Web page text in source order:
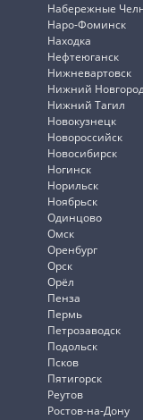
Набережные
Наро-Фоминск
Находка
Нефтеюганск
Нижневартовск
Нижний
Нижний Тагил
Новокузнецк
Новороссийск
Новосибирск
Ногинск
Норильск
Ноябрьск
Одинцово
Омск
Оренбург
Орск
Орёл
Пенза
Пермь
Петрозаводск
Подольск
Псков
Пятигорск
Реутов
Ростов-на-Дону